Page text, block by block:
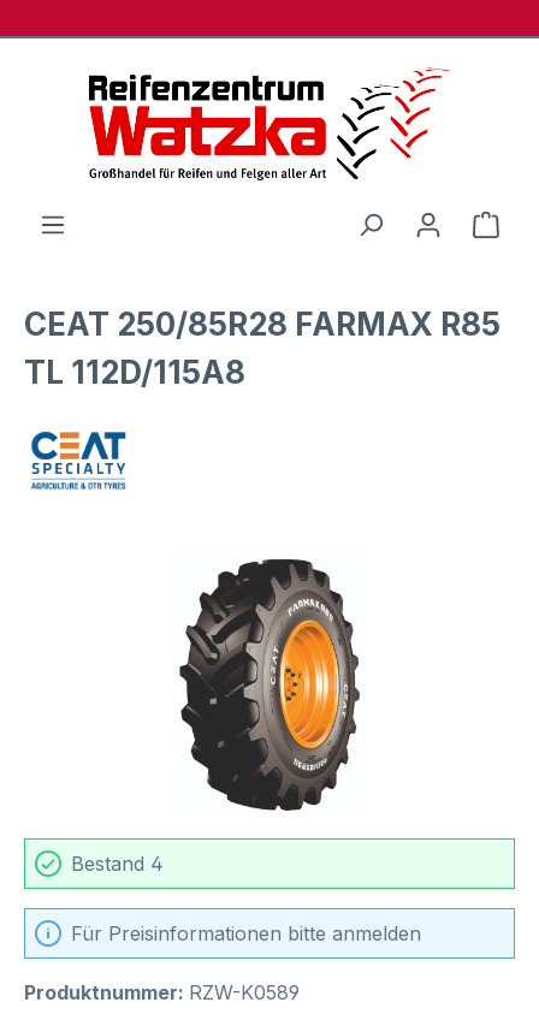
CEAT 250/85R28 FARMAX R85
TL 112D/115A8
Bildergalerie überspringen
Bestand 4
Für Preisinformationen bitte anmelden
Produktnummer: RZW-K0589